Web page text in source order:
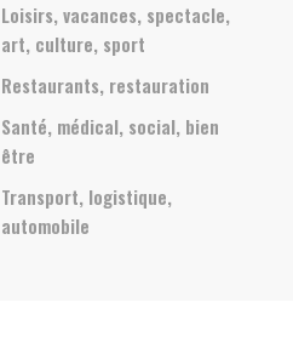
Loisirs, vacances, spectacle,
art, culture, sport
Restaurants, restauration
Santé, médical, social, bien
être
Transport, logistique,
automobile